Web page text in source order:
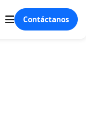
Contáctanos